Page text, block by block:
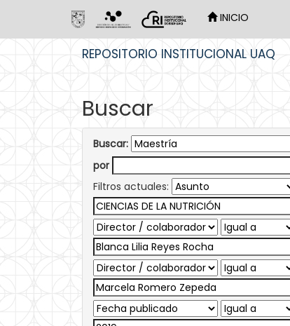
INICIO
REPOSITORIO INSTITUCIONAL UAQ
Buscar
Buscar:
por
Filtros actuales: